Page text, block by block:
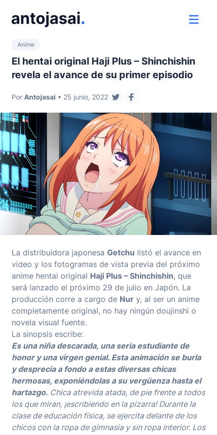
ver
Anime
El hentai original Haji Plus – Shinchishin
revela el avance de su primer episodio
Por Antojasai • 25 junio, 2022
compartir en twitter
compartir en facebook
La distribuidora japonesa Getchu listó el avance en
video y los fotogramas de vista previa del próximo
anime hentai original Haji Plus – Shinchishin, que
será lanzado el próximo 29 de julio en Japón. La
producción corre a cargo de Nur y, al ser un anime
completamente original, no hay ningún doujinshi o
novela visual fuente.
La sinopsis escribe:
Es una niña descarada, una seria estudiante de
honor y una virgen genial. Esta animación se burla
y desprecia a fondo a estas diversas chicas
hermosas, exponiéndolas a su vergüenza hasta el
hartazgo. Chica atrevida atada, de pie frente a todos
los que miran, ¡escribiendo en la pizarra! Durante la
clase de educación física, se ejercita delante de los
chicos con la ropa de gimnasia y sin ropa interior. Los